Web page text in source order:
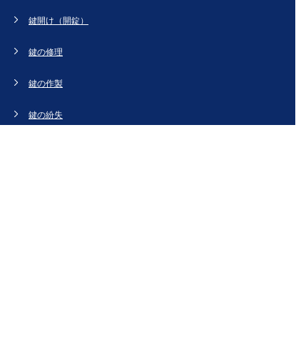
鍵開け（開錠）
鍵の修理
鍵の作製
鍵の紛失